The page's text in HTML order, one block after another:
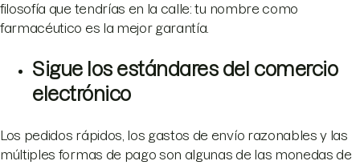
filosofía que tendrías en la calle: tu nombre como
farmacéutico es la mejor garantía.
Sigue los estándares del comercio
electrónico
Los pedidos rápidos, los gastos de envío razonables y las
múltiples formas de pago son algunas de las monedas de